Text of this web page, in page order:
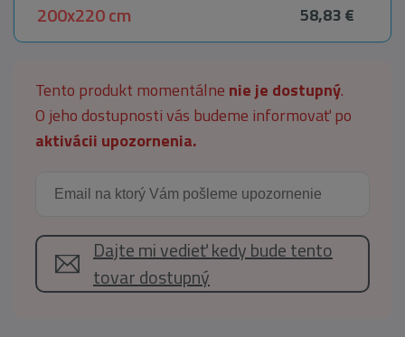
200x220 cm
58,83 €
Tento produkt momentálne nie je dostupný.
O jeho dostupnosti vás budeme informovať po
aktivácii upozornenia.
Dajte mi vedieť kedy bude tento
tovar dostupný